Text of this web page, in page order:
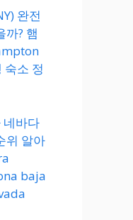
완전
까? 햄
숙소 정
네바다
위 알아
baja